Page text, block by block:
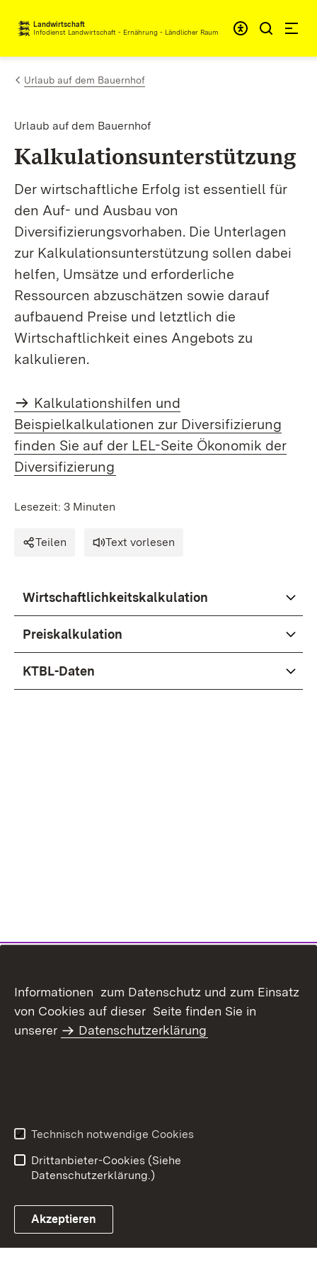
Zum Inhalt springen
Landwirtschaft
Infodienst Landwirtschaft - Ernährung - Ländlicher Raum
Urlaub auf dem Bauernhof
Urlaub auf dem Bauernhof
Kalkulationsunterstützung
Der wirtschaftliche Erfolg ist essentiell für
den Auf- und Ausbau von
Diversifizierungsvorhaben. Die Unterlagen
zur Kalkulationsunterstützung sollen dabei
helfen, Umsätze und erforderliche
Ressourcen abzuschätzen sowie darauf
aufbauend Preise und letztlich die
Wirtschaftlichkeit eines Angebots zu
kalkulieren.
Kalkulationshilfen und
Beispielkalkulationen zur Diversifizierung
finden Sie auf der LEL-Seite Ökonomik der
Diversifizierung
Lesezeit: 3 Minuten
Teilen Text vorlesen
Wirtschaftlichkeitskalkulation
Preiskalkulation
KTBL-Daten
Informationen zum Datenschutz und zum Einsatz
von Cookies auf dieser Seite finden Sie in
unserer
Datenschutzerklärung
Technisch notwendige Cookies
Drittanbieter-Cookies (Siehe
Datenschutzerklärung.)
Akzeptieren